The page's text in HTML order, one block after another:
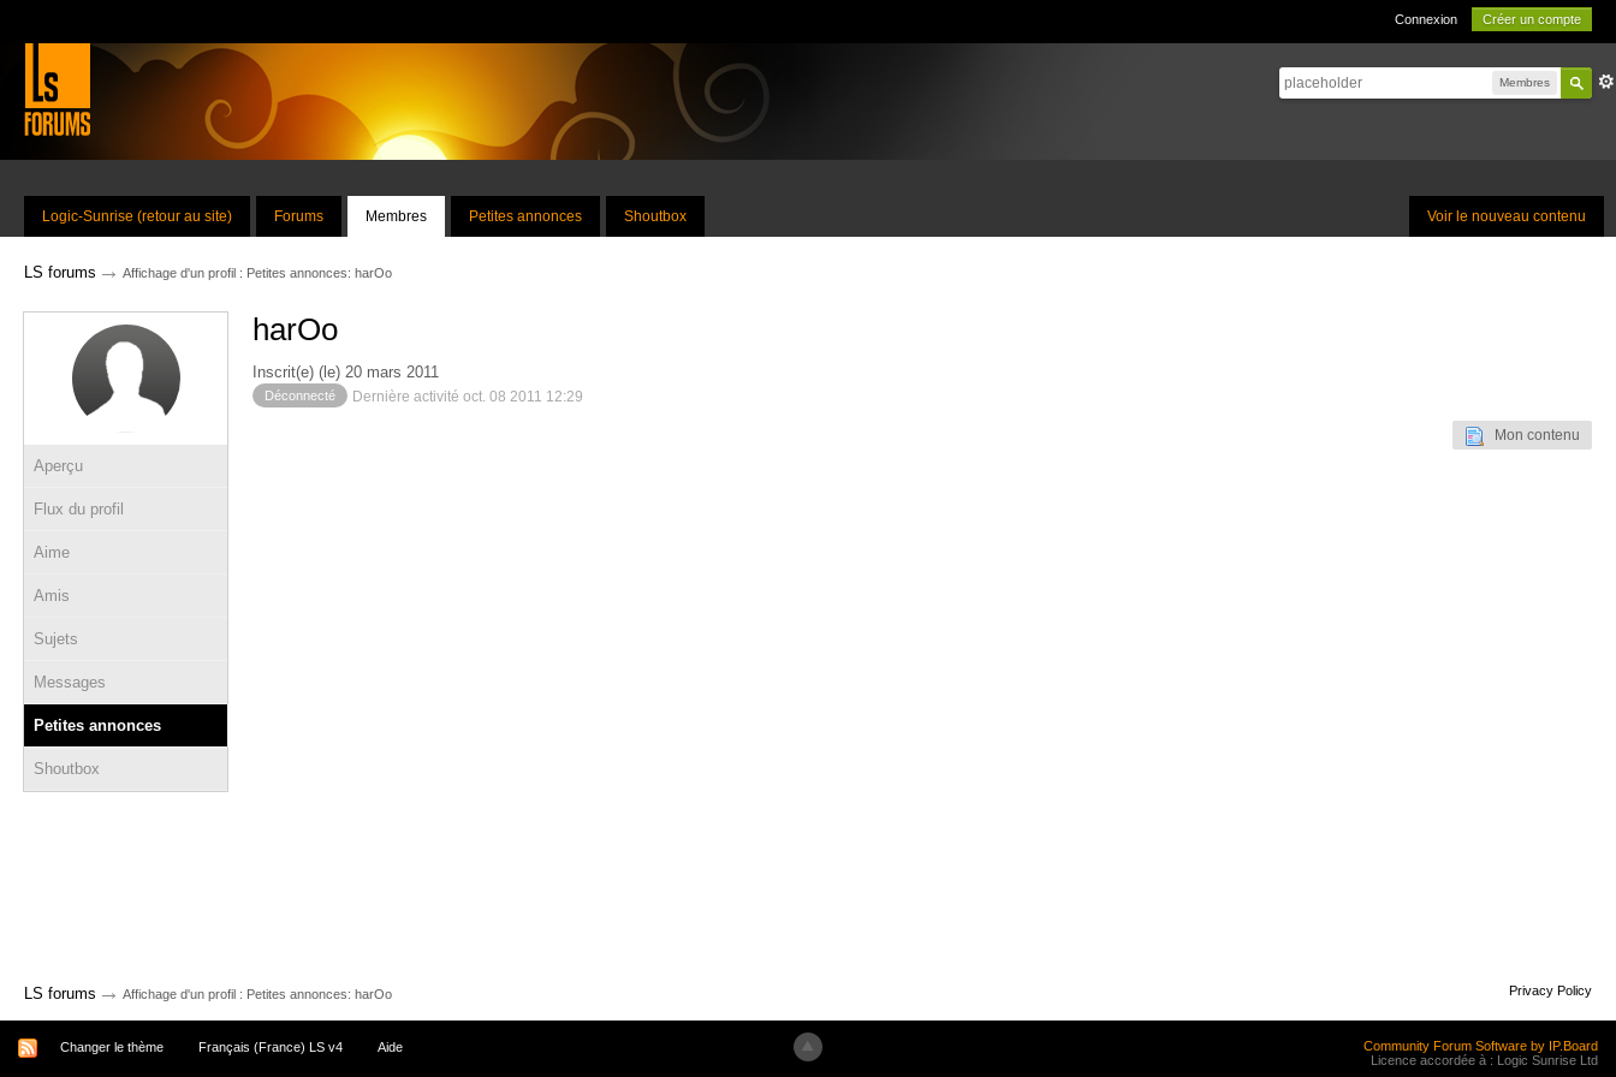
Connexion Créer un compte
Membres
Voir le nouveau contenu
Logic-Sunrise (retour au site) Forums Membres Petites annonces Shoutbox
LS forums → Affichage d'un profil : Petites annonces: harOo
Aperçu
Flux du profil
Aime
Amis
Sujets
Messages
Petites annonces
Shoutbox
harOo
Inscrit(e) (le) 20 mars 2011
Déconnecté Dernière activité oct. 08 2011 12:29
Mon contenu
LS forums → Affichage d'un profil : Petites annonces: harOo Privacy Policy
Changer le thème Français (France) LS v4 Aide
Community Forum Software by IP.Board
Licence accordée à : Logic Sunrise Ltd